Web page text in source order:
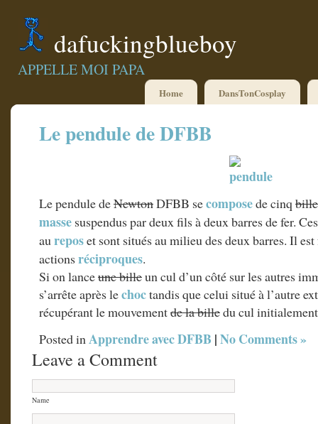
dafuckingblueboy
APPELLE MOI PAPA
Home DansTonCosplay
Le pendule de DFBB
Le pendule deNewtonDFBB secomposede cinq
masse suspendus par deux fils à deux barres de fer.
aureposet sont situés au milieu des deux barres. Il
actionsréciproques.
Si on lanceune billeun cul d’un côté sur les autres
s’arrête après lechoctandis que celui situé à l’autre
récupérant le mouvementde la billedu cul
Posted in Apprendre avec DFBB |No Comments »
Leave a Comment
Name